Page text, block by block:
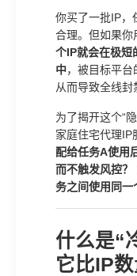
你买了一批IP
合理。但如果你
个IP就会在极短
中，被目标平台
从而导致全线封
为了揭开这个“
家庭住宅代理IP
配给任务A使用
而不触发风控？
务之间使用同一
什么是“
它比IP数